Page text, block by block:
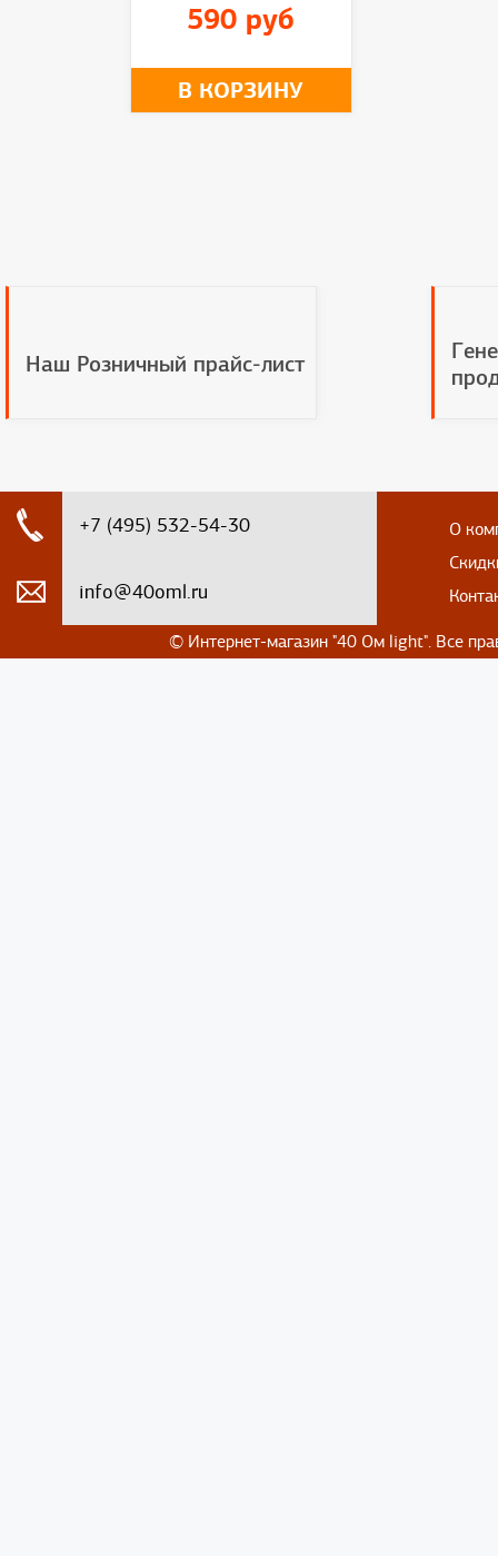
590 руб
В КОРЗИНУ
Наш Розничный прайс-лист
+7 (495) 532-54-30
info@40oml.ru
О
© Интернет-магазин "40 Ом light". Все